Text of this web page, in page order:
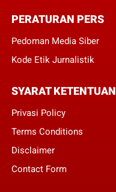
PERATURAN PERS
Pedoman Media Siber
Kode Etik Jurnalistik
SYARAT KETENTUAN
Privasi Policy
Terms Conditions
Disclaimer
Contact Form